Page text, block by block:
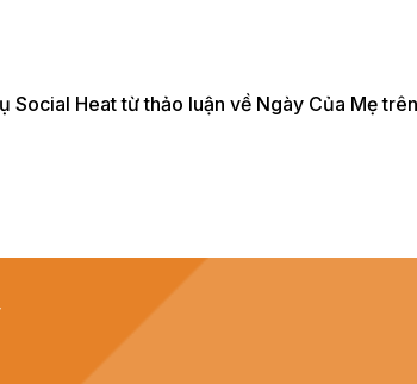
Heat từ thảo luận về Ngày Của Mẹ